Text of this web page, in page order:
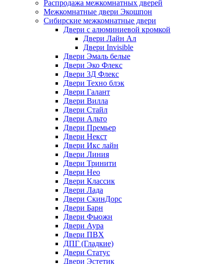
Распродажа межкомнатных дверей
Межкомнатные двери Экошпон
Сибирские межкомнатные двери
Двери с алюминиевой кромкой
Двери Лайн Ал
Двери Invisible
Двери Эмаль белые
Двери Эко Флекс
Двери 3Д Флекс
Двери Техно блэк
Двери Галант
Двери Вилла
Двери Стайл
Двери Альто
Двери Премьер
Двери Некст
Двери Икс лайн
Двери Линия
Двери Тринити
Двери Нео
Двери Классик
Двери Лада
Двери СкинДорс
Двери Барн
Двери Фьюжн
Двери Аура
Двери ПВХ
ДПГ (Гладкие)
Двери Статус
Двери Эстетик